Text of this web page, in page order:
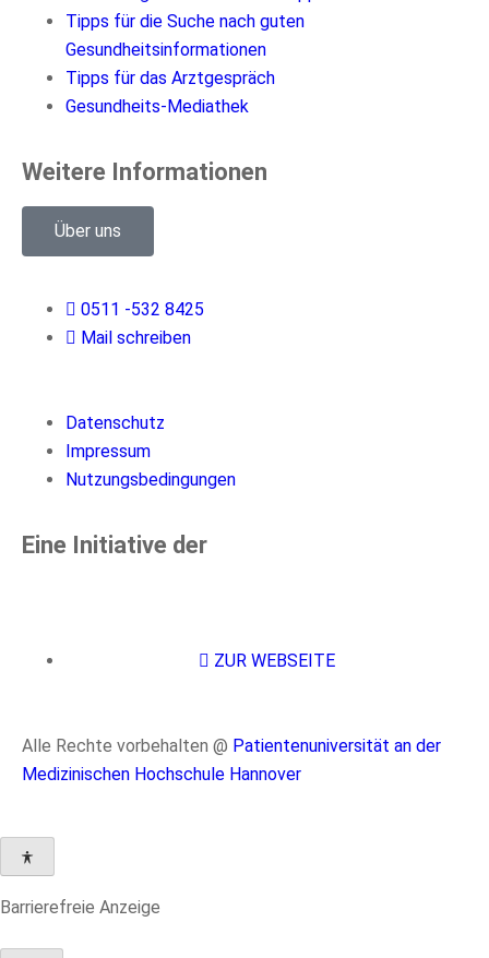
Tipps für die Suche nach guten
Gesundheitsinformationen
Tipps für das Arztgespräch
Gesundheits-Mediathek
Weitere Informationen
Über uns
0511 -532 8425
Mail schreiben
Datenschutz
Impressum
Nutzungsbedingungen
Eine Initiative der
ZUR WEBSEITE
Alle Rechte vorbehalten @ Patientenuniversität an der
Medizinischen Hochschule Hannover
Barrierefreie Anzeige